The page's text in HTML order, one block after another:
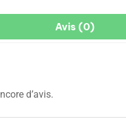
Avis (0)
d’avis.